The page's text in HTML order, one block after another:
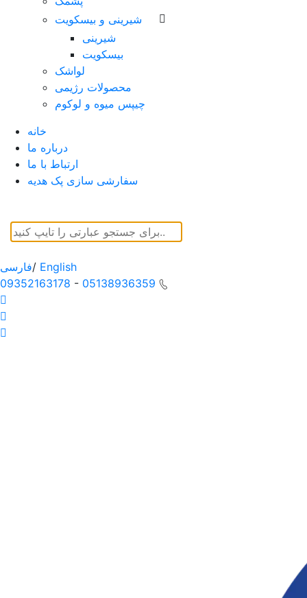
شیرینی و بیسکویت
شیرینی
بیسکویت
لواشک
محصولات رژیمی
چیپس میوه و لوکوم
خانه
درباره ما
ارتباط با ما
سفارشی سازی پک هدیه
فارسی/ English
09352163178 - 05138936359